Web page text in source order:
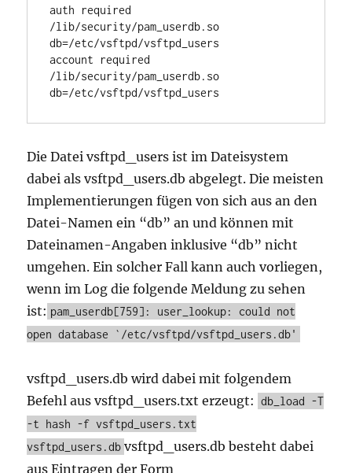
auth required
/lib/security/pam_userdb.so
db=/etc/vsftpd/vsftpd_users
account required
/lib/security/pam_userdb.so
Die Datei vsftpd_users ist im Dateisystem
dabei als vsftpd_users.db abgelegt. Die meisten
Implementierungen fügen von sich aus an den
Datei-Namen ein “db” an und können mit
Dateinamen-Angaben inklusive “db” nicht
umgehen. Ein solcher Fall kann auch vorliegen,
wenn im Log die folgende Meldung zu sehen
ist: pam_userdb[759]: user_lookup: could not
open database `/etc/vsftpd/vsftpd_users.db'
vsftpd_users.db wird dabei mit folgendem
Befehl aus vsftpd_users.txt erzeugt:
db_load -T
-t hash -f vsftpd_users.txt
vsftpd_users.db vsftpd_users.db besteht dabei
aus Eintragen der Form